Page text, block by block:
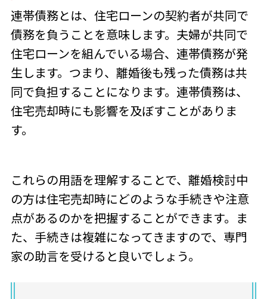
連帯債務とは、住宅ローンの契約者が共同で
債務を負うことを意味します。夫婦が共同で
住宅ローンを組んでいる場合、連帯債務が発
生します。つまり、離婚後も残った債務は共
同で負担することになります。連帯債務は、
住宅売却時にも影響を及ぼすことがありま
す。
これらの用語を理解することで、離婚検討中
の方は住宅売却時にどのような手続きや注意
点があるのかを把握することができます。ま
た、手続きは複雑になってきますので、専門
家の助言を受けると良いでしょう。